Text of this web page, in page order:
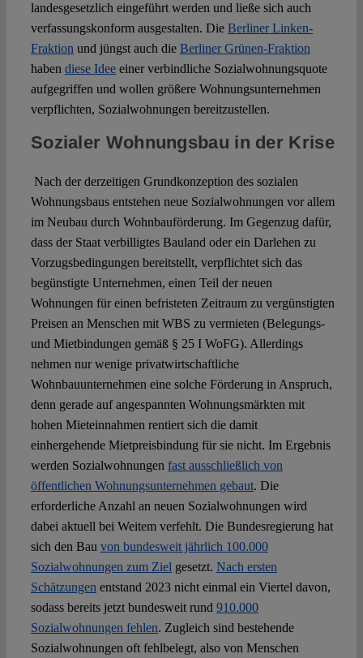
landesgesetzlich eingeführt werden und ließe sich auch
verfassungskonform ausgestalten. Die Berliner Linken-
Fraktion und jüngst auch die Berliner Grünen-Fraktion
haben diese Ideeeiner verbindliche Sozialwohnungsquote
aufgegriffen und wollen größere Wohnungsunternehmen
verpflichten, Sozialwohnungen bereitzustellen.
Sozialer Wohnungsbau in der Krise
Nach der derzeitigen Grundkonzeption des sozialen
Wohnungsbaus entstehen neue Sozialwohnungen vor allem
im Neubau durch Wohnbauförderung. Im Gegenzug dafür,
dass der Staat verbilligtes Bauland oder ein Darlehen zu
Vorzugsbedingungen bereitstellt, verpflichtet sich das
begünstigte Unternehmen, einen Teil der neuen
Wohnungen für einen befristeten Zeitraum zu vergünstigten
Preisen an Menschen mit WBS zu vermieten (Belegungs-
und Mietbindungen gemäß § 25 I WoFG). Allerdings
nehmen nur wenige privatwirtschaftliche
Wohnbauunternehmen eine solche Förderung in Anspruch,
denn gerade auf angespannten Wohnungsmärkten mit
hohen Mieteinnahmen rentiert sich die damit
einhergehende Mietpreisbindung für sie nicht. Im Ergebnis
werden Sozialwohnungen fast ausschließlich von
öffentlichen Wohnungsunternehmen gebaut. Die
erforderliche Anzahl an neuen Sozialwohnungen wird
dabei aktuell bei Weitem verfehlt. Die Bundesregierung hat
sich den Bau von bundesweit jährlich 100.000
Sozialwohnungen zum Ziel gesetzt. Nach ersten
Schätzungen entstand 2023 nicht einmal ein Viertel davon,
sodass bereits jetzt bundesweit rund 910.000
Sozialwohnungen fehlen. Zugleich sind bestehende
Sozialwohnungen oft fehlbelegt, also von Menschen